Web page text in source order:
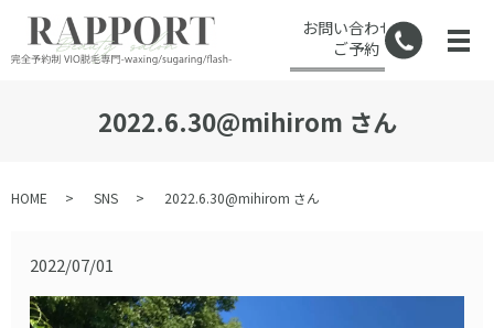
お問い合わせ・
ご予約
2022.6.30@mihirom さん
HOME SNS 2022.6.30@mihirom さん
2022/07/01